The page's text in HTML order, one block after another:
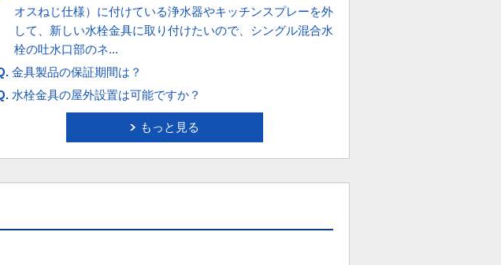
オスねじ仕様）に付けている浄水器やキッチンスプレーを外
して、新しい水栓金具に取り付けたいので、シングル混合水
栓の吐水口部のネ...
金具製品の保証期間は？
水栓金具の屋外設置は可能ですか？
もっと見る